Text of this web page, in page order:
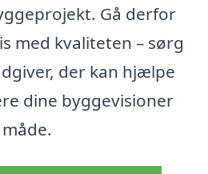
Gå derfor
med kvaliteten – sørg
der kan hjælpe
dine byggevisioner